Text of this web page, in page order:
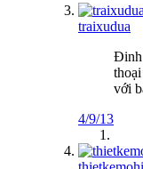
traixudua
Đinh
với
4/9/13